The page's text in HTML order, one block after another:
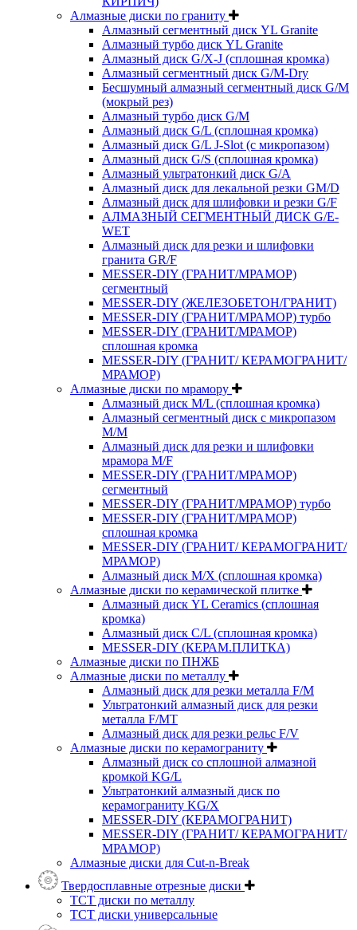
Алмазные диски по граниту
Алмазный сегментный диск YL Granite
Алмазный турбо диск YL Granite
Алмазный диск G/X-J (сплошная кромка)
Алмазный сегментный диск G/M-Dry
Бесшумный алмазный сегментный диск G/M
(мокрый рез)
Алмазный турбо диск G/M
Алмазный диск G/L (сплошная кромка)
Алмазный диск G/L J-Slot (с микропазом)
Алмазный диск G/S (сплошная кромка)
Алмазный ультратонкий диск G/A
Алмазный диск для лекальной резки GM/D
Алмазный диск для шлифовки и резки G/F
АЛМАЗНЫЙ СЕГМЕНТНЫЙ ДИСК G/E-
WET
Алмазный диск для резки и шлифовки
гранита GR/F
MESSER-DIY (ГРАНИТ/МРАМОР)
сегментный
MESSER-DIY (ЖЕЛЕЗОБЕТОН/ГРАНИТ)
MESSER-DIY (ГРАНИТ/МРАМОР) турбо
MESSER-DIY (ГРАНИТ/МРАМОР)
сплошная кромка
MESSER-DIY (ГРАНИТ/ КЕРАМОГРАНИТ/
МРАМОР)
Алмазные диски по мрамору
Алмазный диск M/L (сплошная кромка)
Алмазный сегментный диск с микропазом
M/M
Алмазный диск для резки и шлифовки
мрамора M/F
MESSER-DIY (ГРАНИТ/МРАМОР)
сегментный
MESSER-DIY (ГРАНИТ/МРАМОР) турбо
MESSER-DIY (ГРАНИТ/МРАМОР)
сплошная кромка
MESSER-DIY (ГРАНИТ/ КЕРАМОГРАНИТ/
МРАМОР)
Алмазный диск M/X (сплошная кромка)
Алмазные диски по керамической плитке
Алмазный диск YL Ceramics (сплошная
кромка)
Алмазный диск C/L (сплошная кромка)
MESSER-DIY (КЕРАМ.ПЛИТКА)
Алмазные диски по ПНЖБ
Алмазные диски по металлу
Алмазный диск для резки металла F/M
Ультратонкий алмазный диск для резки
металла F/MT
Алмазный диск для резки рельс F/V
Алмазные диски по керамограниту
Алмазный диск со сплошной алмазной
кромкой KG/L
Ультратонкий алмазный диск по
керамограниту KG/X
MESSER-DIY (КЕРАМОГРАНИТ)
MESSER-DIY (ГРАНИТ/ КЕРАМОГРАНИТ/
МРАМОР)
Алмазные диски для Cut-n-Break
Твердосплавные отрезные диски
ТСТ диски по металлу
ТСТ диски универсальные